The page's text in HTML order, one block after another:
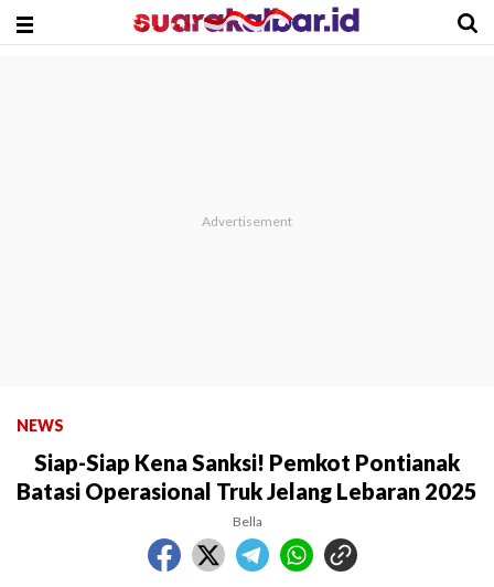
NEWS
Siap-Siap Kena Sanksi! Pemkot Pontianak
Batasi Operasional Truk Jelang Lebaran 2025
Bella